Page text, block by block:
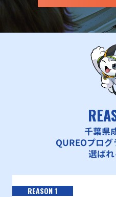
千葉県
QUREOプロ
選ば
REASON 1